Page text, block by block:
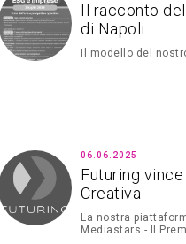
Il racconto
di Napoli
Il modello del
06.06.2025
Futuring
Creativa
La nostra
Mediastars - Il